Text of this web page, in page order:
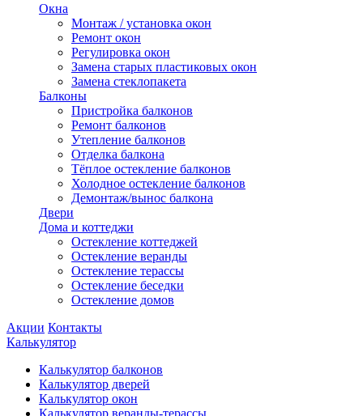
Окна
Монтаж / установка окон
Ремонт окон
Регулировка окон
Замена старых пластиковых окон
Замена стеклопакета
Балконы
Пристройка балконов
Ремонт балконов
Утепление балконов
Отделка балкона
Тёплое остекление балконов
Холодное остекление балконов
Демонтаж/вынос балкона
Двери
Дома и коттеджи
Остекление коттеджей
Остекление веранды
Остекление терассы
Остекление беседки
Остекление домов
Акции Контакты
Калькулятор
Калькулятор балконов
Калькулятор дверей
Калькулятор окон
Калькулятор веранды-терассы